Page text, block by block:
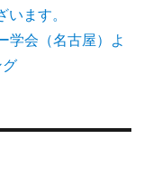
ます。
学会（名古屋）よ